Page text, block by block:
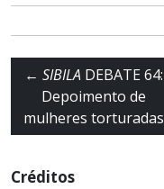
← SIBILADEBATE 64:
Depoimento de
mulheres torturadas
Créditos